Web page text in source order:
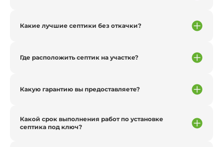
Какие лучшие септики без откачки?
Где расположить септик на участке?
Какую гарантию вы предоставляете?
Какой срок выполнения работ по установке
септика под ключ?